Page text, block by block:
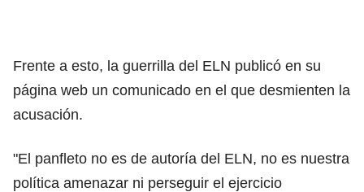
Frente a esto, la guerrilla del ELN publicó en su
página web un comunicado en el que desmienten la
acusación.
"El panfleto no es de autoría del ELN, no es nuestra
política amenazar ni perseguir el ejercicio